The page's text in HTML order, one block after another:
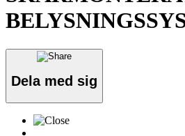
Dela med sig